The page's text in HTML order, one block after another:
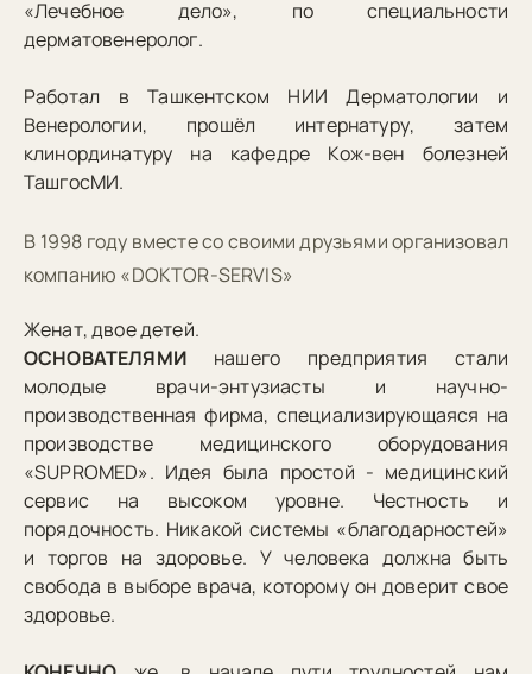
«Лечебное дело», по специальности
дерматовенеролог.
Работал в Ташкентском НИИ Дерматологии и
Венерологии, прошёл интернатуру, затем
клинординатуру на кафедре Кож-вен болезней
ТашгосМИ.
В 1998 году вместе со своими друзьями организовал
компанию «DOKTOR-SERVIS»
Женат, двое детей.
ОСНОВАТЕЛЯМИнашего предприятия стали
молодые врачи-энтузиасты и научно-
производственная фирма, специализирующаяся на
производстве медицинского оборудования
«SUPROMED». Идея была простой - медицинский
сервис на высоком уровне. Честность и
порядочность. Никакой системы «благодарностей»
и торгов на здоровье. У человека должна быть
свобода в выборе врача, которому он доверит свое
здоровье.